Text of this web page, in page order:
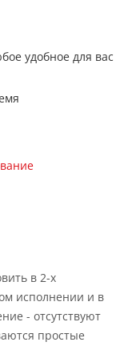
удобное для вас
в 2-х
исполнении и в
- отсутствуют
простые